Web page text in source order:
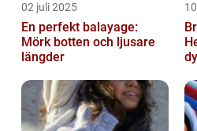
02 juli 2025
En perfekt balayage:
Mörk botten och ljusare
längder